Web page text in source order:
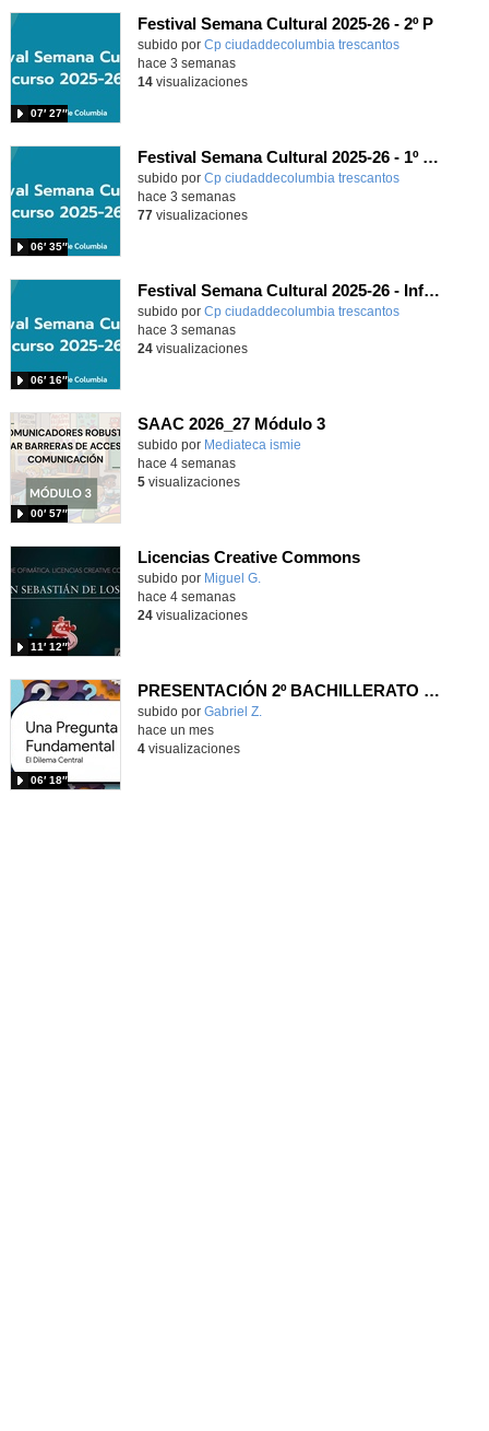
Festival Semana Cultural 2025-26 - 2º P
subido por Cp ciudaddecolumbia trescantos
07′ 27″
-
hace 3 semanas
14visualizaciones
Festival Semana Cultural 2025-26 - 1º Primaria
subido por Cp ciudaddecolumbia trescantos
06′ 35″
-
hace 3 semanas
77visualizaciones
Festival Semana Cultural 2025-26 - Infantil
subido por Cp ciudaddecolumbia trescantos
06′ 16″
-
hace 3 semanas
24visualizaciones
SAAC 2026_27 Módulo 3
subido por Mediateca ismie
00′ 57″
hace 4 semanas
5visualizaciones
Licencias Creative Commons
Contenido educativo.
subido por Miguel G.
11′ 12″
hace 4 semanas
24visualizaciones
PRESENTACIÓN 2º BACHILLERATO UD3
Contenido educativo.
subido por Gabriel Z.
06′ 18″
hace un mes
4visualizaciones